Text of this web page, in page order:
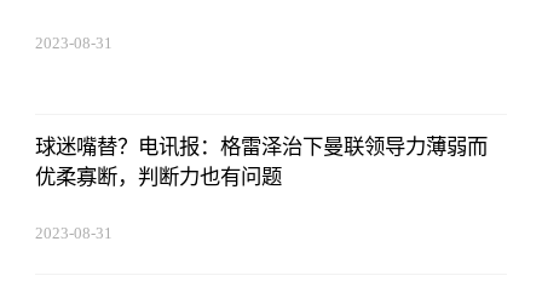
2023-08-31
球迷嘴替？电讯报：格雷泽治下曼联领导力薄弱而
优柔寡断，判断力也有问题
2023-08-31